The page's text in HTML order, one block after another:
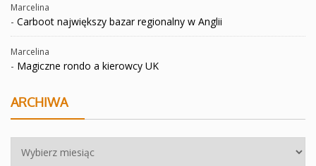
Marcelina
- Carboot największy bazar regionalny w Anglii
Marcelina
- Magiczne rondo a kierowcy UK
ARCHIWA